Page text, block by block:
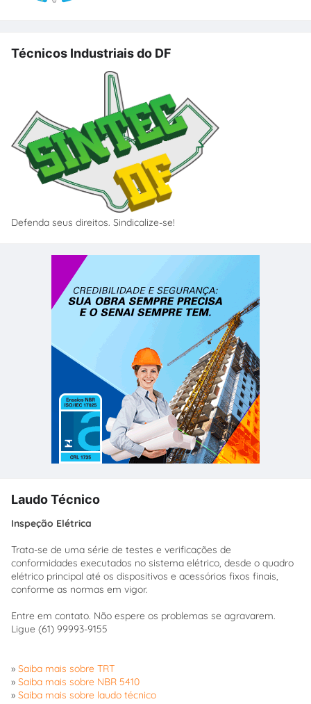
Técnicos Industriais do DF
Defenda seus direitos. Sindicalize-se!
Laudo Técnico
Inspeção Elétrica
Trata-se de uma série de testes e verificações de
conformidades executados no sistema elétrico, desde o quadro
elétrico principal até os dispositivos e acessórios fixos finais,
conforme as normas em vigor.
Entre em contato. Não espere os problemas se agravarem.
Ligue (61) 99993-9155
» Saiba mais sobre TRT
» Saiba mais sobre NBR 5410
» Saiba mais sobre laudo técnico